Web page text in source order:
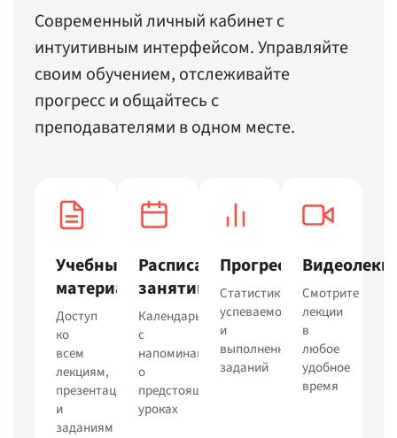
Современный личный кабинет с
интуитивным интерфейсом. Управляйте
своим обучением, отслеживайте
прогресс и общайтесь с
преподавателями в одном месте.
Учебные
материалы
Доступ
ко
всем
лекциям,
презентациям
и
заданиям
Расписание
занятий
Календарь
с
напоминаниями
о
предстоящих
уроках
Прогресс
Статистика
успеваемости
и
выполненных
заданий
Смотрите
лекции
в
любое
удобное
время